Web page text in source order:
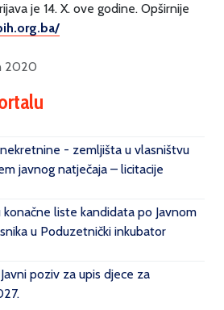
je 14. X. ove godine. Opširnije
2020
- zemljišta u vlasništvu
javnog natječaja – licitacije
liste kandidata po Javnom
u Poduzetnički inkubator
poziv za upis djece za